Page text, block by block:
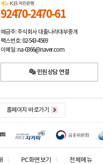
92470-2470-61
예금주: 주식회사 대출나라대부중개
팩스번호: 02-543-4569
이메일: na-0366@naver.com
민원상담 연결
홈페이지 바로가기
PC화면보기 전체메뉴